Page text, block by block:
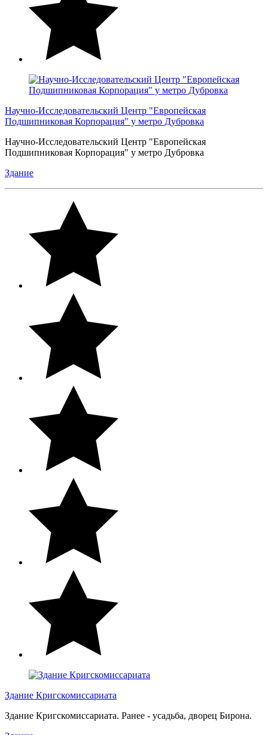
Научно-Исследовательский Центр "Европейская
Подшипниковая Корпорация" у метро Дубровка
Научно-Исследовательский Центр "Европейская
Подшипниковая Корпорация" у метро Дубровка
Здание
Здание Кригскомиссариата
Здание Кригскомиссариата. Ранее - усадьба, дворец Бирона.